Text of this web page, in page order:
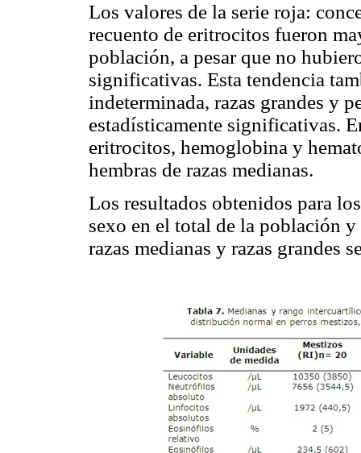
Los valores de la serie roja:
recuento de eritrocitos fueron
población, a pesar que no
significativas. Esta tendencia
indeterminada, razas grandes y
estadísticamente significativas.
eritrocitos, hemoglobina y
hembras de razas medianas.
Los resultados obtenidos para
sexo en el total de la población y
razas medianas y razas grandes